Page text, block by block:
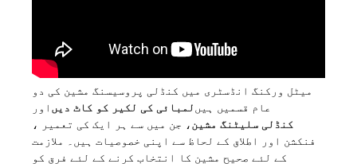
میٹل ورکنگ انڈسٹری میں کنڈلی پروسیسنگ مشین کی دو
عام قسمیں ہیں لمبائی کی لکیر کو کاٹ دیں اور
کنڈلی سلیٹنگ مشین ، جن میں سے ہر ایک کی تعمیر ،
فنکشن اور اطلاق کے لحاظ سے اپنی خصوصیات ہیں۔ ملازمت
کے لئے صحیح مشین کا انتخاب کرنے کے لئے فرق کو